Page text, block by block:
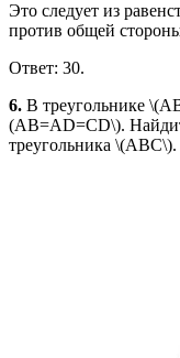
Это следует из
против общей
Ответ: 30.
6. В треугольнике
(AB=AD=CD\).
треугольника \(ABC\).